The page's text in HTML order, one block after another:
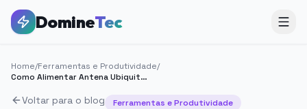
DomineTec
Home/Ferramentas e Produtividade/
Como Alimentar Antena Ubiquiti ou Routerboard com Injetor PoE
Voltar para o blog Ferramentas e Produtividade